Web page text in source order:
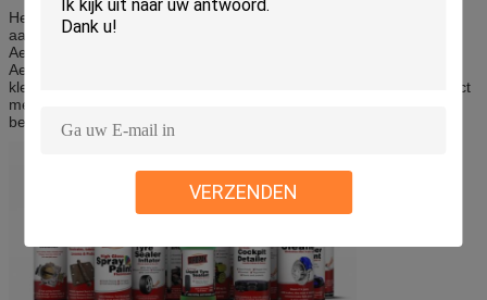
VERZENDEN
Het Aeropak-merk werd ontworpen voor de wereldmarkt van zijn
aanvang. Van New York tot Bangkok, Sydney aan Parijs, blijft het
Aeropak-merk een verenigbare blik en een kwaliteit. Globale
Aeropak ziet toelaat ons eruit om zich trots op de
kleinhandelsplanken van de wereldmarkten, als waaier van product
met opmerkelijke waarde en als verenigbare leverancier van
betrouwbare, kwaliteitsproducten te bevinden.